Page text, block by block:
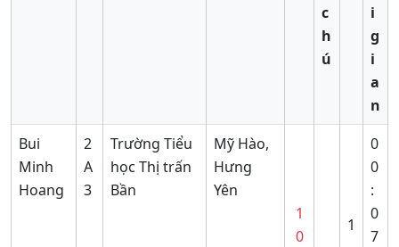
c
h
ú
i
g
i
a
n
Bui
Minh
Hoang
2
A
3
Trường Tiểu
học Thị trấn
Bần
Mỹ Hào,
Hưng
Yên
1
0
1
0
0
:
0
7